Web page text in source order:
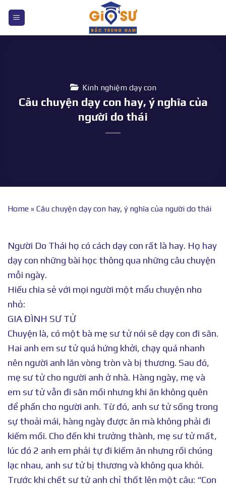
nội
Kinh nghiệm dạy con
Câu chuyện dạy con hay, ý nghĩa của
người do thái
Home » Câu chuyện dạy con hay, ý nghĩa của người do thái
Người Do Thái họ có cách dạy con rất là hay. Họ hay
dạy con những bài học thông qua những câu chuyện
mỗi ngày.
Hiếu chia sẻ với mọi người một mẩu chuyện nho
nhỏ:
GIA ĐÌNH SƯ TỬ
Chuyện là, có một bà mẹ sư tử nói sẽ dạy con đi săn.
Hai anh em sư tử quá hứng khởi, chạy quá nhanh
nên người anh lăn vòng tròn và bị thương. Sau đó,
mẹ sư tử cho người anh ở nhà. Hàng ngày, mẹ và
em sư tử vẫn đi săn mồi nhưng khi ăn không quên
để phần cho người anh. Từ đó, anh sư tử sống trong
sự thoải mái, hàng ngày được ăn mà không phải đi
kiếm mồi. Cho đến khi trưởng thành, mẹ sư tử mất,
lúc đó 2 anh em phải tự đi kiếm ăn nhưng rồi chúng
lạc nhau, anh sư tử bị thương và không qua khỏi.
Trước khi chết sư tử anh chỉ thốt lên một câu: “Con